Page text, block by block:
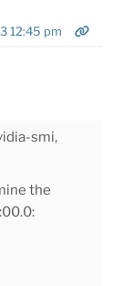
12:45 pm
smi,
the